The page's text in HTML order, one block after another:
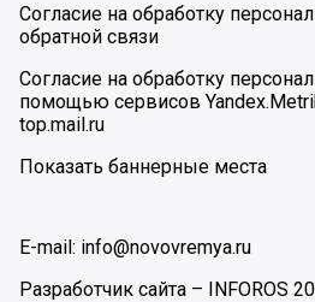
Согласие на обработку
обратной связи
Согласие на обработку
помощью сервисов
top.mail.ru
Показать баннерные места
E-mail: info@novovremya.ru
Разработчик сайта – INFOROS